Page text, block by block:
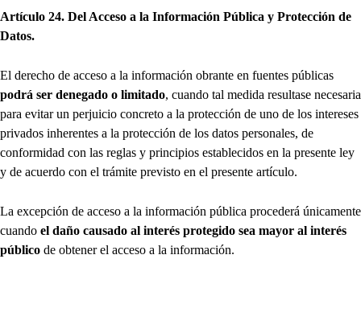
Artículo 24. Del Acceso a la Información Pública y Protección de
Datos.
El derecho de acceso a la información obrante en fuentes públicas
podrá ser denegado o limitado, cuando tal medida resultase necesaria
para evitar un perjuicio concreto a la protección de uno de los intereses
privados inherentes a la protección de los datos personales, de
conformidad con las reglas y principios establecidos en la presente ley
y de acuerdo con el trámite previsto en el presente artículo.
La excepción de acceso a la información pública procederá únicamente
cuando el daño causado al interés protegido sea mayor al interés
público de obtener el acceso a la información.